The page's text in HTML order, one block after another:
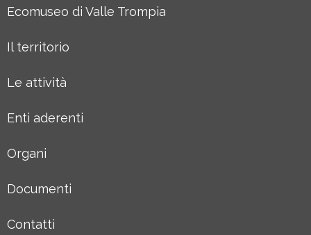
Ecomuseo di Valle Trompia
Il territorio
Le attività
Enti aderenti
Organi
Documenti
Contatti